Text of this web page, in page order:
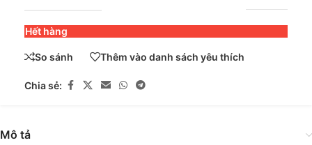
Hết hàng
So sánh Thêm vào danh sách yêu thích
Chia sẻ:
Mô tả